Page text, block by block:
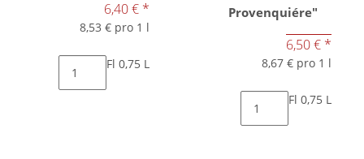
6,40 € *
8,53 € pro 1 l
Fl 0,75 L
Provenquiére"
6,50 € *
8,67 € pro 1 l
Fl 0,75 L